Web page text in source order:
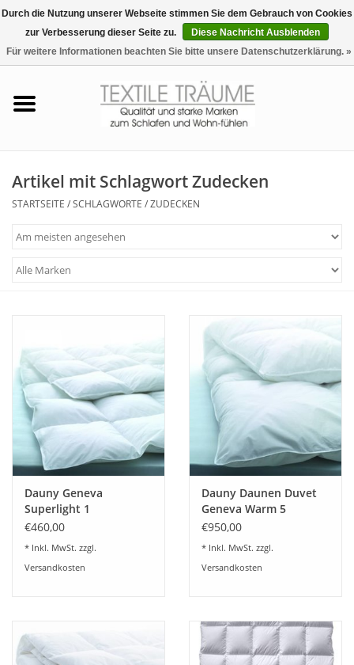
0 Artikel - €0,00
Tag & Nachtwäsche
Plaids, Decken, Kissen
Mode & Accessoires
Edles aus Cashmere
Tisch & Küche
Kinder
Artikel mit Schlagwort Zudecken
STARTSEITE /SCHLAGWORTE /ZUDECKEN
Dauny Geneva
Superlight 1
€460,00
* Inkl. MwSt. zzgl.
Versandkosten
Dauny Daunen Duvet
Geneva Warm 5
€950,00
* Inkl. MwSt. zzgl.
Versandkosten
Durch die Nutzung unserer Webseite stimmen Sie dem Gebrauch von Cookies
zur Verbesserung dieser Seite zu.
Diese Nachricht Ausblenden
Für weitere Informationen beachten Sie bitte unsere Datenschutzerklärung. »